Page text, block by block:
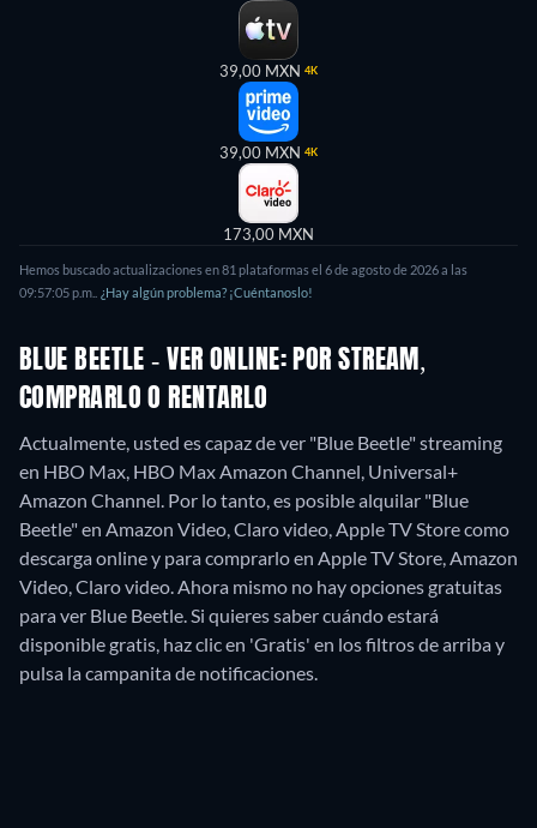
39,00 MXN 4K
39,00 MXN 4K
173,00 MXN
Hemos buscado actualizaciones en81 plataformas el 6 de agosto de 2026a las
09:57:05 p.m.
¿Hay algún problema? ¡Cuéntanoslo!
BLUE BEETLE - VER ONLINE: POR STREAM,
COMPRARLO O RENTARLO
Actualmente, usted es capaz de ver "Blue Beetle" streaming
en HBO Max, HBO Max Amazon Channel, Universal+
Amazon Channel. Por lo tanto, es posible alquilar "Blue
Beetle" en Amazon Video, Claro video, Apple TV Store como
descarga online y para comprarlo en Apple TV Store, Amazon
Video, Claro video.Ahora mismo no hay opciones gratuitas
para ver Blue Beetle. Si quieres saber cuándo estará
disponible gratis, haz clic en 'Gratis' en los filtros de arriba y
pulsa la campanita de notificaciones.